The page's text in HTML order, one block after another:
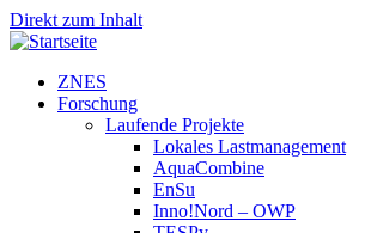
Direkt zum Inhalt
ZNES
Forschung
Laufende Projekte
Lokales Lastmanagement
AquaCombine
EnSu
Inno!Nord – OWP